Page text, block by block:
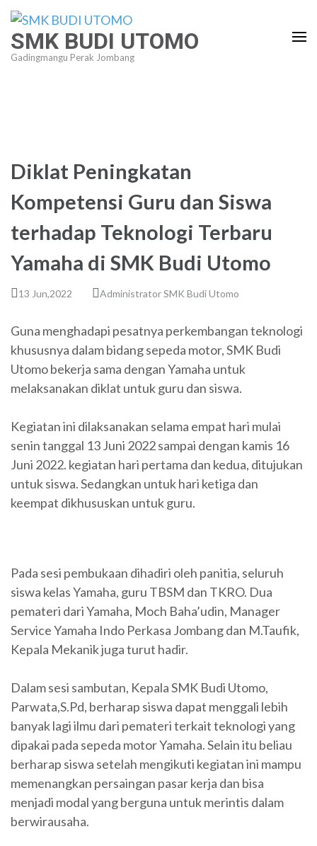
Lompat
konten
(Tekan
SMK BUDI UTOMO
Gadingmangu Perak Jombang
Diklat Peningkatan
Kompetensi Guru dan Siswa
terhadap Teknologi Terbaru
Yamaha di SMK Budi Utomo
13 Jun,2022 Administrator SMK Budi Utomo
Guna menghadapi pesatnya perkembangan teknologi
khususnya dalam bidang sepeda motor, SMK Budi
Utomo bekerja sama dengan Yamaha untuk
melaksanakan diklat untuk guru dan siswa.
Kegiatan ini dilaksanakan selama empat hari mulai
senin tanggal 13 Juni 2022 sampai dengan kamis 16
Juni 2022. kegiatan hari pertama dan kedua, ditujukan
untuk siswa. Sedangkan untuk hari ketiga dan
keempat dikhususkan untuk guru.
Pada sesi pembukaan dihadiri oleh panitia, seluruh
siswa kelas Yamaha, guru TBSM dan TKRO. Dua
pemateri dari Yamaha, Moch Baha’udin, Manager
Service Yamaha Indo Perkasa Jombang dan M.Taufik,
Kepala Mekanik juga turut hadir.
Dalam sesi sambutan, Kepala SMK Budi Utomo,
Parwata,S.Pd, berharap siswa dapat menggali lebih
banyak lagi ilmu dari pemateri terkait teknologi yang
dipakai pada sepeda motor Yamaha. Selain itu beliau
berharap siswa setelah mengikuti kegiatan ini mampu
memenangkan persaingan pasar kerja dan bisa
menjadi modal yang berguna untuk merintis dalam
berwirausaha.